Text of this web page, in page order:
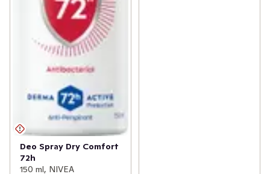
Deo Spray Dry Comfort
72h
150 ml, NIVEA